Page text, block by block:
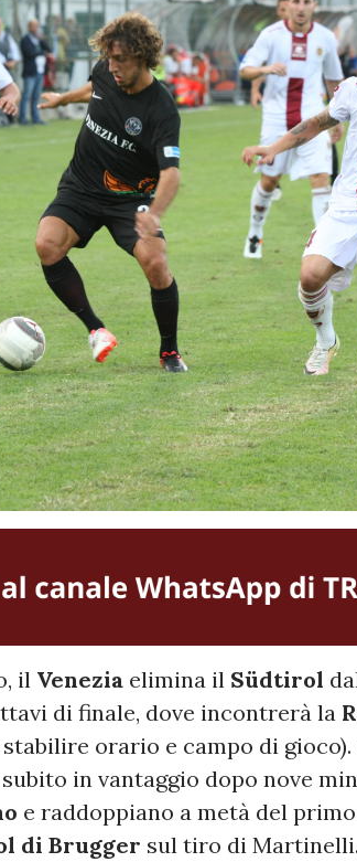
il Venezia elimina il Südtirol
di finale, dove incontrerà la
orario e campo di gioco).
in vantaggio dopo nove
e raddoppiano a metà del
di Brugger sul tiro di